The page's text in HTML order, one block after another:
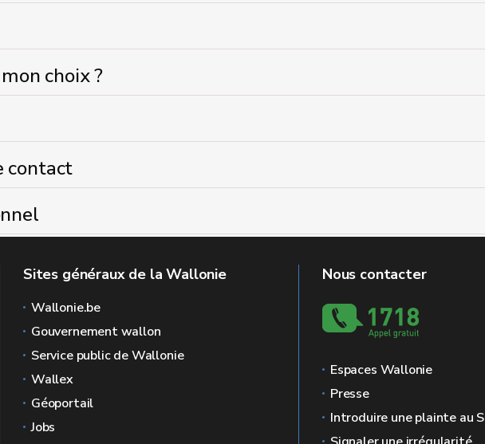
choix ?
contact
Sites généraux de la Wallonie
Wallonie.be
Gouvernement wallon
Service public de Wallonie
Wallex
Géoportail
Jobs
Nous contacter
Espaces Wallonie
Presse
Introduire une plainte au